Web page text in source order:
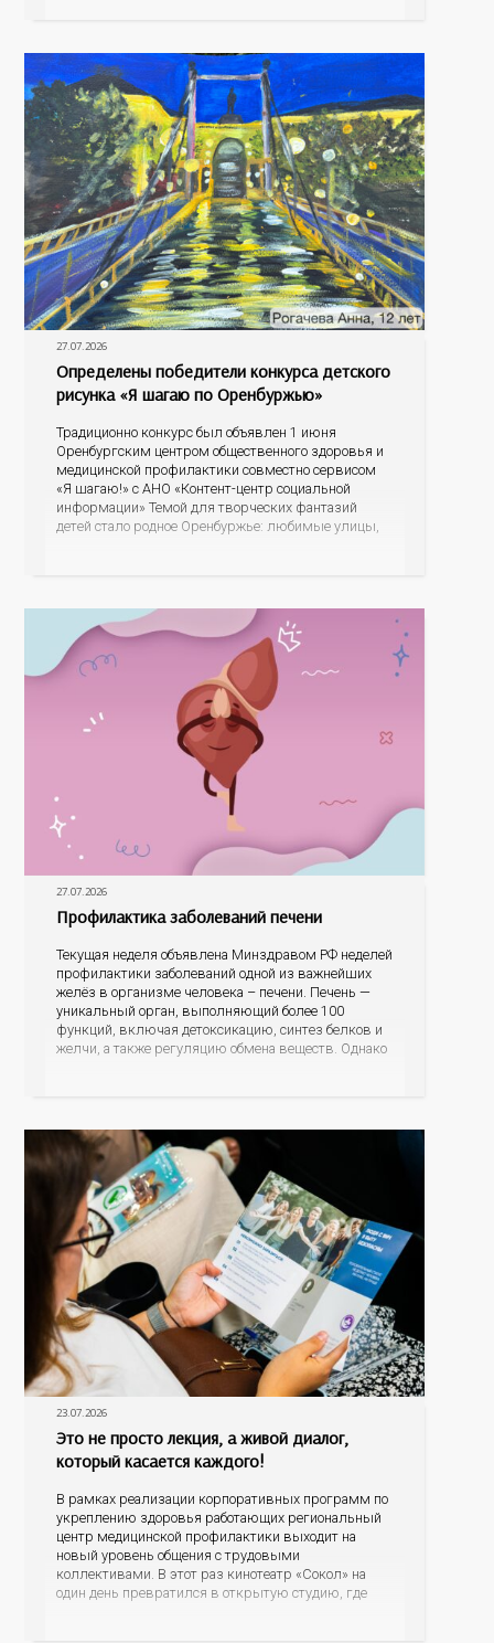
27.07.2026
Определены победители конкурса детского
рисунка «Я шагаю по Оренбуржью»
Традиционно конкурс был объявлен 1 июня
Оренбургским центром общественного здоровья и
медицинской профилактики совместно сервисом
«Я шагаю!» с АНО «Контент-центр социальной
информации» Темой для творческих фантазий
детей стало родное Оренбуржье: любимые улицы,
27.07.2026
Профилактика заболеваний печени
Текущая неделя объявлена Минздравом РФ неделей
профилактики заболеваний одной из важнейших
желёз в организме человека – печени. Печень —
уникальный орган, выполняющий более 100
функций, включая детоксикацию, синтез белков и
желчи, а также регуляцию обмена веществ. Однако
23.07.2026
Это не просто лекция, а живой диалог,
который касается каждого!
В рамках реализации корпоративных программ по
укреплению здоровья работающих региональный
центр медицинской профилактики выходит на
новый уровень общения с трудовыми
коллективами. В этот раз кинотеатр «Сокол» на
один день превратился в открытую студию, где